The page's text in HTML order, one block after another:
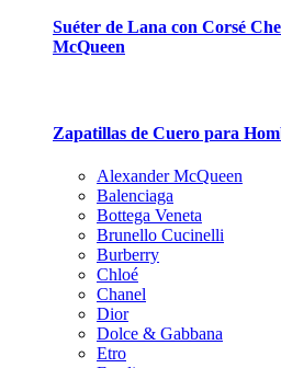
Suéter de Lana con Corsé
McQueen
Zapatillas de Cuero para
Alexander McQueen
Balenciaga
Bottega Veneta
Brunello Cucinelli
Burberry
Chloé
Chanel
Dior
Dolce & Gabbana
Etro